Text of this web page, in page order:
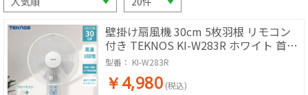
壁掛け扇風機 30cm 5枚羽根 リモコン
付き TEKNOS KI-W283R ホワイト 首振
り タイマー付き 省スペース 扇風機 壁
掛け キッチン 脱衣所 寝室 節電 テクノ
ス 壁掛けファン
型番： KI-W283R
￥4,980 (税込)